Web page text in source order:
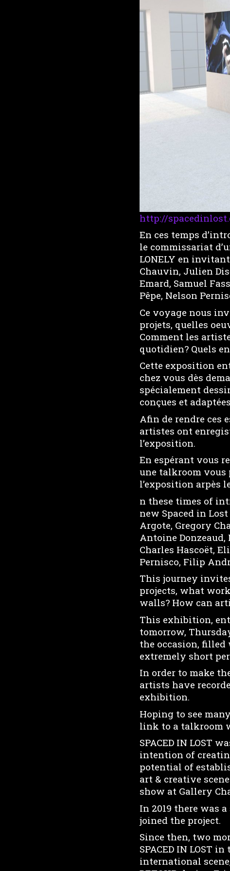
http://
En ces temps
le commissariat
LONELY en
Chauvin, Julien
Emard, Samuel
Pêpe, Nelson
Ce voyage nous
projets, quelles
Comment les
quotidien? Quels
Cette exposition
chez vous dès
spécialement
conçues et
Afin de rendre ces
artistes ont
l’exposition.
En espérant vous
une talkroom vous
l’exposition arpès
n these times of
new Spaced in
Argote, Gregory
Antoine Donzeaud,
Charles Hascoët,
Pernisco, Filip
This journey
projects, what
walls? How can
This exhibition,
tomorrow,
the occasion,
extremely short
In order to make
artists have
exhibition.
Hoping to see
link to a talkroom
SPACED IN LOST
intention of
potential of
art & creative
show at Gallery
In 2019 there was
joined the project.
Since then, two
SPACED IN LOST
international